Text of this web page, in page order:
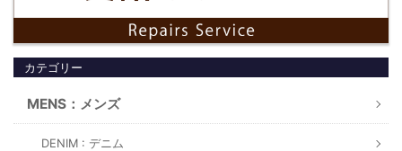
カテゴリー
MENS：メンズ
DENIM : デニム